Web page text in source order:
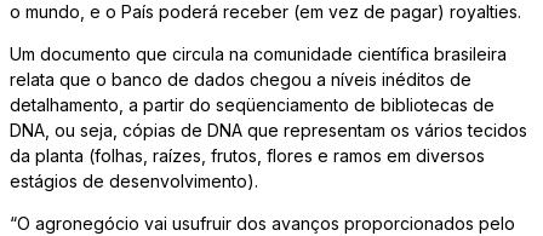
o mundo, e o País poderá receber (em vez de pagar) royalties.
Um documento que circula na comunidade científica brasileira
relata que o banco de dados chegou a níveis inéditos de
detalhamento, a partir do seqüenciamento de bibliotecas de
DNA, ou seja, cópias de DNA que representam os vários tecidos
da planta (folhas, raízes, frutos, flores e ramos em diversos
estágios de desenvolvimento).
“O agronegócio vai usufruir dos avanços proporcionados pelo